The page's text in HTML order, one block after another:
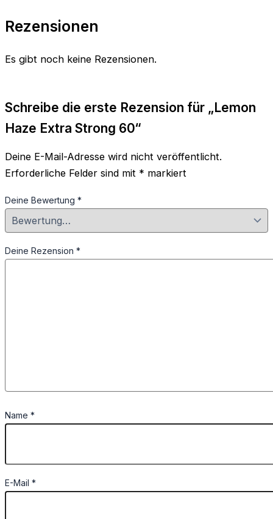
Rezensionen
Es gibt noch keine Rezensionen.
Schreibe die erste Rezension für „Lemon
Haze Extra Strong 60“
Deine E-Mail-Adresse wird nicht veröffentlicht.
Erforderliche Felder sind mit * markiert
Deine Bewertung *
Deine Rezension *
Name *
E-Mail *